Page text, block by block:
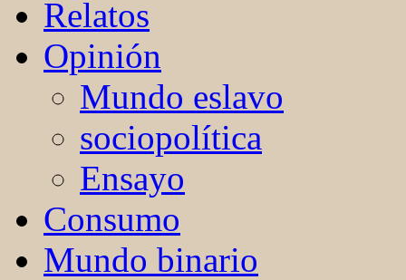
Relatos
Opinión
Mundo eslavo
sociopolítica
Ensayo
Consumo
Mundo binario